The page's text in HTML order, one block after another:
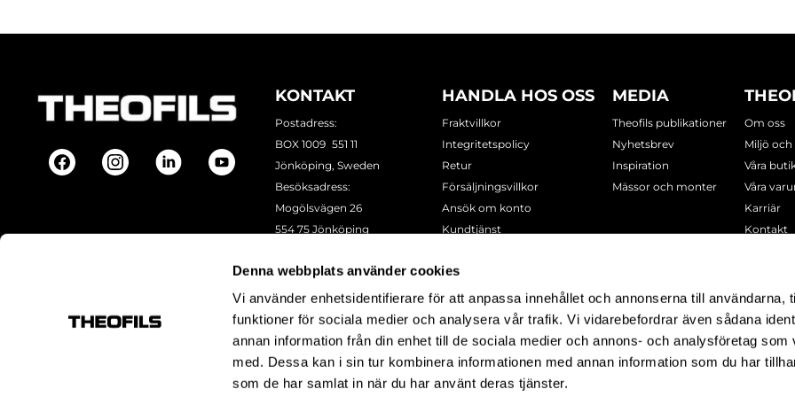
Denna webbplats använder cookies
Vi använder enhetsidentifierare för att anpassa innehållet och annonserna till användarna,
funktioner för sociala medier och analysera vår trafik. Vi vidarebefordrar även sådana
annan information från din enhet till de sociala medier och annons- och analysföretag som
med. Dessa kan i sin tur kombinera informationen med annan information som du har
som de har samlat in när du har använt deras tjänster.
KONTAKT
Postadress:
BOX 1009 551 11
Jönköping, Sweden
Besöksadress:
Mogölsvägen 26
554 75 Jönköping
Epost:info@theofils.se
Org. nr 556154-8925
Bankgironummer 835-7378
HANDLA HOS OSS
Fraktvillkor
Integritetspolicy
Retur
Försäljningsvillkor
Ansök om konto
Kundtjänst
MEDIA
Theofils publikationer
Nyhetsbrev
Inspiration
Mässor och monter
Om oss
Miljö
Våra
Våra
Karriär
Kontakt